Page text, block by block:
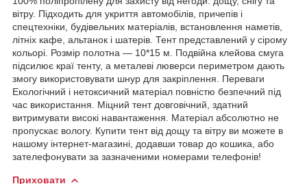
вітру. Підходить для укриття автомобілів, причепів і
спецтехніки, будівельних матеріалів, встановлення наметів,
літніх кафе, альтанок і шатерів. Тент представлений у сірому
кольорі. Розмір полотна — 10*15 м. Подвійна клейова смуга
підсилює краї тенту, а металеві люверси периметром дають
змогу використовувати шнур для закріплення. Переваги
Екологічний і нетоксичний матеріал повністю безпечний під
час використання. Міцний тент довговічний, здатний
витримувати високі навантаження. Матеріал абсолютно не
пропускає вологу. Купити тент від дощу та вітру ви можете в
нашому інтернет-магазині, додавши товар до кошика, або
зателефонувати за зазначеними номерами телефонів!
Приховати